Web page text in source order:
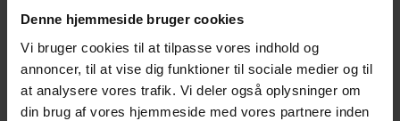
Denne hjemmeside bruger cookies
Vi bruger cookies til at tilpasse vores indhold og
annoncer, til at vise dig funktioner til sociale medier og til
at analysere vores trafik. Vi deler også oplysninger om
din brug af vores hjemmeside med vores partnere inden
været en central del af organisationen og dens
udvikling fra en lille NGO til en selvejende institution
med plads på finansloven og som udbyder af flere
velrespekterede rådgivningstilbud. Livsliniens
fagpersonale er efterspurgte undervisere og